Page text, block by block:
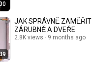
JAK SPRÁVNĚ ZAMĚŘIT
ZÁRUBNĚ A DVEŘE
2.8K views 9 months ago